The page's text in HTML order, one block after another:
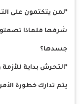
*لمن يتكتمون على
شرفها فلماذا
جسدها؟
*التحرش بداية
يتم تدارك خطورة